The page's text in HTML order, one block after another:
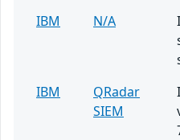
IBM
N/A
IBM
QRadar
SIEM